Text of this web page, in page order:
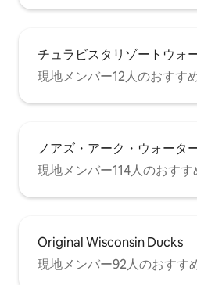
チュラビスタリゾートウォ
現地メンバー12人のおすす
ノアズ・アーク・ウォータ
現地メンバー114人のおすす
Original Wisconsin Ducks
現地メンバー92人のおすす